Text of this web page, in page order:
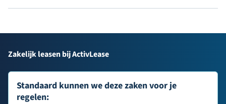
Zakelijk leasen bij ActivLease
Standaard kunnen we deze zaken voor je
regelen: